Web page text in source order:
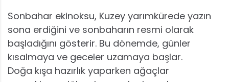
Sonbahar ekinoksu, Kuzey yarımkürede yazın
sona erdiğini ve sonbaharın resmi olarak
başladığını gösterir. Bu dönemde, günler
kısalmaya ve geceler uzamaya başlar.
Doğa kışa hazırlık yaparken ağaçlar